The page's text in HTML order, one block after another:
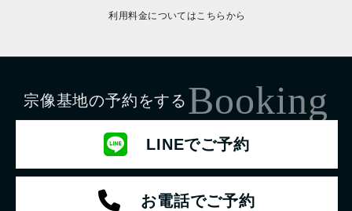
利用料金についてはこちらから
Booking
宗像基地の予約をする
LINEでご予約
お電話でご予約